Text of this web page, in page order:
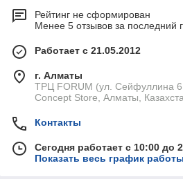
Рейтинг не сформирован
Менее 5 отзывов за последний
Работает с 21.05.2012
г. Алматы
ТРЦ FORUM (ул. Сейфуллина
Concept Store, Алматы,
Контакты
Сегодня работает с 10:00 до
Показать весь график работы